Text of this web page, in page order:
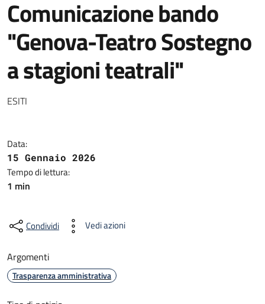
Comunicazione bando
"Genova-Teatro Sostegno
a stagioni teatrali"
ESITI
Data:
15 Gennaio 2026
Tempo di lettura:
1 min
Condividi Vedi azioni
Argomenti
Trasparenza amministrativa